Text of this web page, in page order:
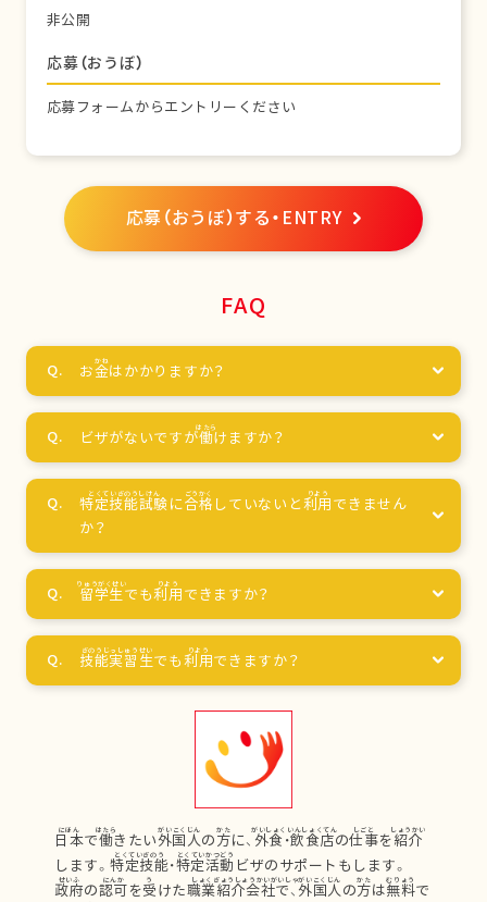
非公開
応募（おうぼ）
応募フォームからエントリーください
応募（おうぼ）する・ENTRY
FAQ
お金はかかりますか？
ビザがないですが働けますか？
特定技能試験に合格 していないと利用 できません
か？
留学生でも利用 できますか？
技能実習生でも利用できますか？
日本で働きたい外国人の方に、 外食 ・飲食店の仕事を紹介
します。特定技能・特定活動 ビザのサポートもします。
政府の認可を受けた職業紹介会社で、 外国人の方は無料で